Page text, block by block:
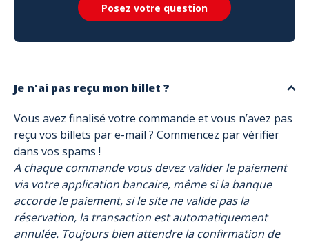
Posez votre question
Je n'ai pas reçu mon billet ?
Vous avez finalisé votre commande et vous n’avez pas
reçu vos billets par e-mail ? Commencez par vérifier
dans vos spams !
A chaque commande vous devez valider le paiement
via votre application bancaire, même si la banque
accorde le paiement, si le site ne valide pas la
réservation, la transaction est automatiquement
annulée. Toujours bien attendre la confirmation de